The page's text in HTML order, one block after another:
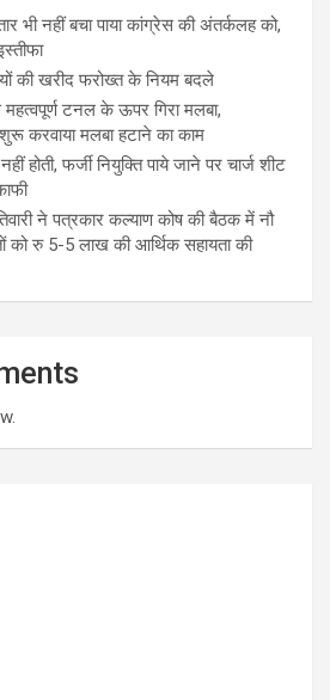
भी नहीं बचा पाया कांग्रेस की अंतर्कलह को,
की खरीद फरोख्त के नियम बदले
महत्वपूर्ण टनल के ऊपर गिरा मलबा,
करवाया मलबा हटाने का काम
होती, फर्जी नियुक्ति पाये जाने पर चार्ज शीट
ने पत्रकार कल्याण कोष की बैठक में नौ
को रु 5-5 लाख की आर्थिक सहायता की